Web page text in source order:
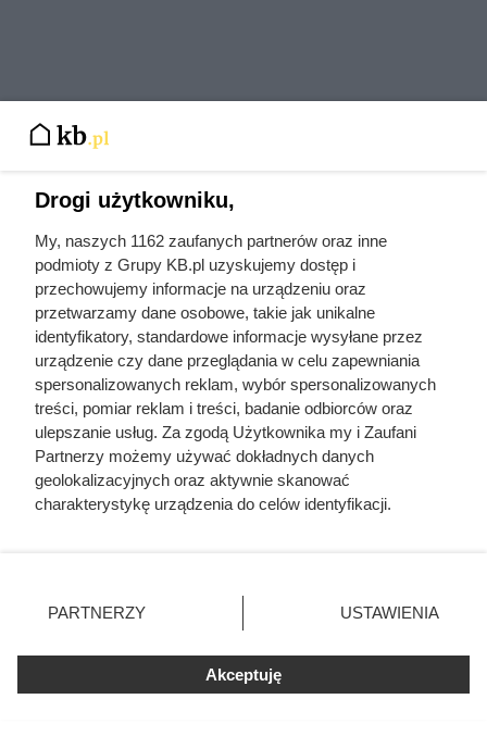
Drogi użytkowniku,
My, naszych 1162 zaufanych partnerów oraz inne
podmioty z Grupy KB.pl uzyskujemy dostęp i
przechowujemy informacje na urządzeniu oraz
przetwarzamy dane osobowe, takie jak unikalne
identyfikatory, standardowe informacje wysyłane przez
urządzenie czy dane przeglądania w celu zapewniania
spersonalizowanych reklam, wybór spersonalizowanych
treści, pomiar reklam i treści, badanie odbiorców oraz
ulepszanie usług. Za zgodą Użytkownika my i Zaufani
Partnerzy możemy używać dokładnych danych
geolokalizacyjnych oraz aktywnie skanować
charakterystykę urządzenia do celów identyfikacji.
zmienić/wycofać klikając przycisk ustawień prywatności
znajdujący się w lewym dolnym rogu strony. Niektóre
użytkownika, ale masz prawo sprzeciwić się takiemu
przetwarzaniu. Preferencje będą miały zastosowania tylko
PARTNERZY USTAWIENIA
Akceptuję